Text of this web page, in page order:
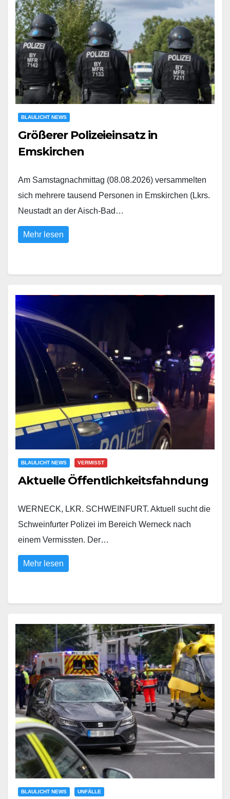
BLAULICHT NEWS
Größerer Polizeieinsatz in
Emskirchen
Am Samstagnachmittag (08.08.2026) versammelten
sich mehrere tausend Personen in Emskirchen (Lkrs.
Neustadt an der Aisch-Bad…
Mehr lesen
BLAULICHT NEWS VERMISST
Aktuelle Öffentlichkeitsfahndung
WERNECK, LKR. SCHWEINFURT. Aktuell sucht die
Schweinfurter Polizei im Bereich Werneck nach
einem Vermissten. Der…
Mehr lesen
BLAULICHT NEWS UNFÄLLE